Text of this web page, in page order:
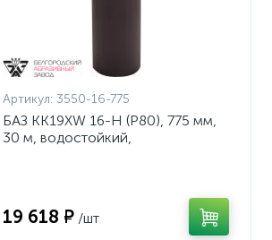
Артикул: 3550-16-775
БАЗ KK19XW 16-H (Р80), 775 мм,
30 м, водостойкий,
19 618 ₽ /шт